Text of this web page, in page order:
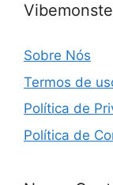
Sobre Nós
Termos de
Política de
Política de